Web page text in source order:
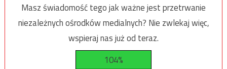
Masz świadomość tego jak ważne jest przetrwanie
niezależnych ośrodków medialnych? Nie zwlekaj więc,
wspieraj nas już od teraz.
104%